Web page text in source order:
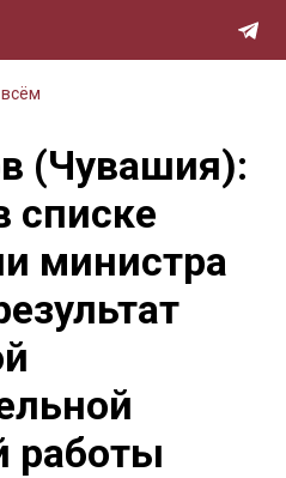
(Чувашия):
списке
министра
работы